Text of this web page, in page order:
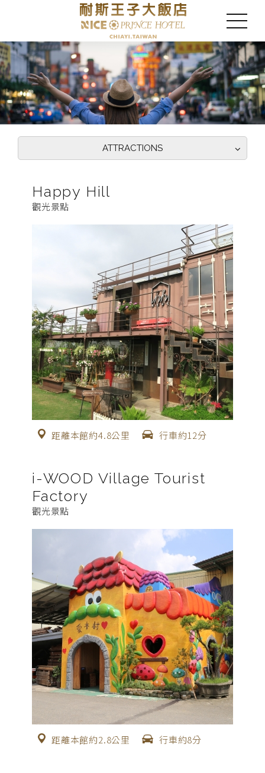
ATTRACTIONS
Happy Hill
觀光景點
距離本館約4.8公里 行車約12分
i-WOOD Village Tourist
Factory
觀光景點
距離本館約2.8公里 行車約8分